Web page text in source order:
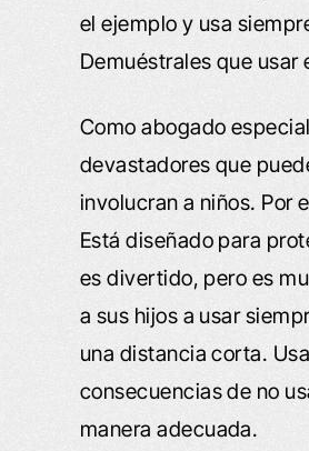
el ejemplo y usa
Demuéstrales que
Como abogado
devastadores que
involucran a niños. Por
Está diseñado para
es divertido, pero es
a sus hijos a usar
una distancia corta.
consecuencias de no
manera adecuada.